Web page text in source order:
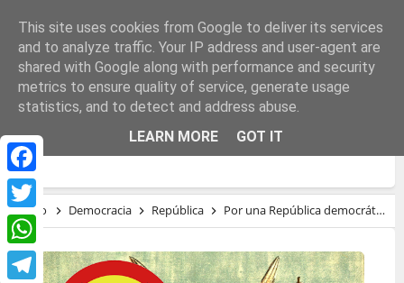
Facebook
Twitter
WhatsApp
POR UNA REPÚBLICA DEMOCRÁTICA DE
PUEBLOS LIBRES
Inicio Democracia República Por una República democrática de pueblos libres
This site uses cookies from Google to deliver its services
and to analyze traffic. Your IP address and user-agent are
shared with Google along with performance and security
metrics to ensure quality of service, generate usage
statistics, and to detect and address abuse.
LEARN MORE
GOT IT